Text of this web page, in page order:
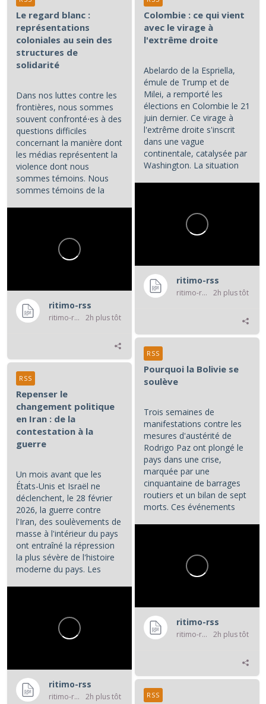
Le regard blanc :
représentations
coloniales au sein des
structures de
solidarité
Dans nos luttes contre les
frontières, nous sommes
souvent confronté⋅es à des
questions difficiles
concernant la manière dont
les médias représentent la
violence dont nous
sommes témoins. Nous
sommes témoins de la
ritimo-rss
ritimo-rss 2h plus tôt
Colombie : ce qui vient
avec le virage à
l'extrême droite
Abelardo de la Espriella,
émule de Trump et de
Milei, a remporté les
élections en Colombie le 21
juin dernier. Ce virage à
l'extrême droite s'inscrit
dans une vague
continentale, catalysée par
Washington. La situation
ritimo-rss
ritimo-rss 2h plus tôt
Pourquoi la Bolivie se
soulève
Trois semaines de
manifestations contre les
mesures d'austérité de
Rodrigo Paz ont plongé le
pays dans une crise,
marquée par une
cinquantaine de barrages
routiers et un bilan de sept
morts. Ces événements
ritimo-rss
ritimo-rss 2h plus tôt
RSS
Repenser le
changement politique
en Iran : de la
contestation à la
guerre
Un mois avant que les
États-Unis et Israël ne
déclenchent, le 28 février
2026, la guerre contre
l'Iran, des soulèvements de
masse à l'intérieur du pays
ont entraîné la répression
la plus sévère de l'histoire
moderne du pays. Les
ritimo-rss
ritimo-rss 2h plus tôt
RSS
RSS